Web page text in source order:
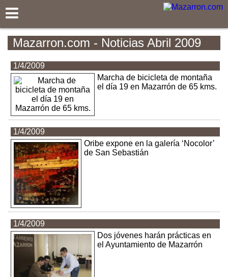
Mazarron.com - Noticias Abril 2009
1/4/2009
Marcha de bicicleta de montaña
el día 19 en Mazarrón de 65 kms.
1/4/2009
Oribe expone en la galería ‘Nocolor’
de San Sebastián
1/4/2009
Dos jóvenes harán prácticas en
el Ayuntamiento de Mazarrón